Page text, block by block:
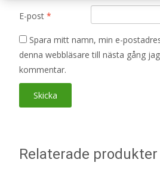
E-post *
Spara mitt namn, min e-
denna webbläsare till nästa gång
kommentar.
Relaterade produkter